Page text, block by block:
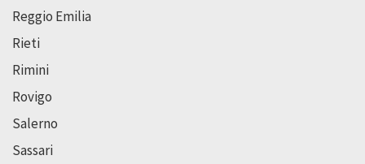
Reggio Emilia
Rieti
Rimini
Rovigo
Salerno
Sassari